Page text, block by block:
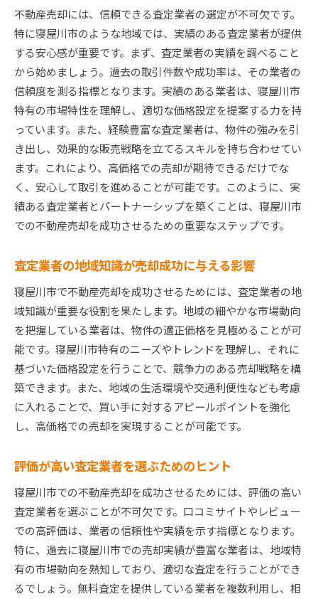
不動産売却には、信頼できる査定業者の選定が不可欠です。
特に寝屋川市のような地域では、実績のある査定業者が提供
する安心感が重要です。まず、査定業者の実績を調べること
から始めましょう。過去の取引件数や成功率は、その業者の
信頼度を測る指標となります。実績のある業者は、寝屋川市
特有の市場特性を理解し、適切な価格設定を提案する力を持
っています。また、経験豊富な査定業者は、物件の強みを引
き出し、効果的な販売戦略を立てるスキルを持ち合わせてい
ます。これにより、高価格での売却が期待できるだけでな
く、安心して取引を進めることが可能です。このように、実
績ある査定業者とパートナーシップを築くことは、寝屋川市
での不動産売却を成功させるための重要なステップです。
査定業者の地域知識が売却成功に与える影響
寝屋川市で不動産売却を成功させるためには、査定業者の地
域知識が重要な役割を果たします。地域の細やかな市場動向
を把握している業者は、物件の適正価格を見極めることが可
能です。寝屋川市特有のニーズやトレンドを理解し、それに
基づいた価格設定を行うことで、競争力のある売却戦略を構
築できます。また、地域の生活環境や交通利便性なども考慮
に入れることで、買い手に対するアピールポイントを強化
し、高価格での売却を実現することが可能です。
評価が高い査定業者を選ぶためのヒント
寝屋川市での不動産売却を成功させるためには、評価の高い
査定業者を選ぶことが不可欠です。口コミサイトやレビュー
での高評価は、業者の信頼性や実績を示す指標となります。
特に、過去に寝屋川市での売却実績が豊富な業者は、地域特
有の市場動向を熟知しており、適切な査定を行うことができ
るでしょう。無料査定を提供している業者を複数利用し、相